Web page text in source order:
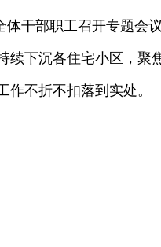
体干部职工召开专题会
续下沉各住宅小区，聚
作不折不扣落到实处。